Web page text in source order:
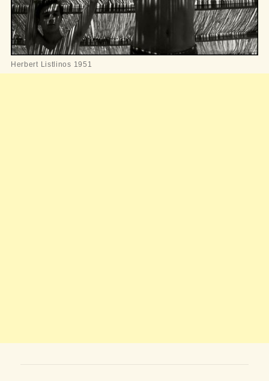
Herbert Listlinos 1951